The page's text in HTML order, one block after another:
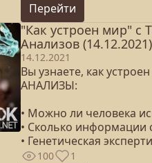
Перейти
"Как устроен мир"
Анализов (14.12.2021)
14.12.2021
Вы узнаете, как
АНАЛИЗЫ:
• Можно ли человека
• Сколько
• Генетическая
100 1